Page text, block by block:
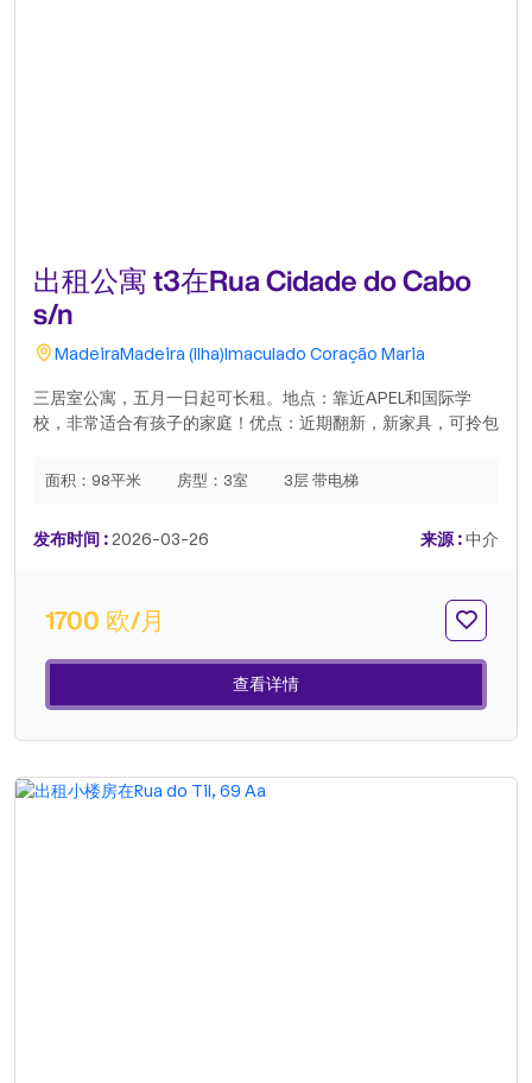
出租公寓 t3在Rua Cidade do Cabo
s/n
MadeiraMadeira (Ilha)Imaculado Coração Maria
三居室公寓，五月一日起可长租。地点：靠近APEL和国际学
校，非常适合有孩子的家庭！优点：近期翻新，新家具，可拎包
近市中心，地理位置便利价格：1800元/月 + 杂费不接受宠物联
面积： 98平米 房型： 3室 3层 带电梯
发布时间 :2026-03-26 来源 :中介
1700 欧/月
查看详情